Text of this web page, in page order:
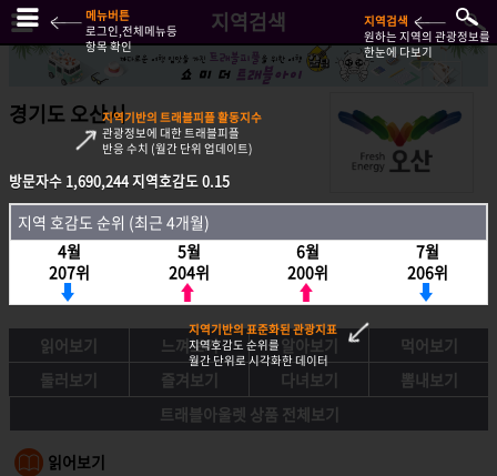
지역검색
경기도 오산시
방문자수 1,690,244지역호감도0.15
지역호감도 순위 (최근 4개월)
4월
207위
5월
204위
6월
200위
7월
206위
읽어보기 느껴보기 알아보기
먹어보기
둘러보기
즐겨보기 다녀보기
뽐내보기
트래블아울렛 상품 전체보기
읽어보기
방문자수 1,690,244지역호감도0.15
지역 호감도 순위 (최근 4개월)
4월
207위
5월
204위
6월
200위
7월
206위
메뉴버튼
로그인,전체메뉴등
항목 확인
지역검색
원하는 지역의 관광정보를
한눈에 다보기
지역기반의 트래블피플 활동지수
관광정보에 대한 트래블피플
반응 수치 (월간 단위 업데이트)
지역기반의 표준화된 관광지표
지역호감도 순위를
월간 단위로 시각화한 데이터